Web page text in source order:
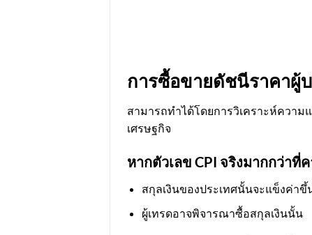
การซื้อขายดัชนีราคาผู้
สามารถทำได้โดยการวิเคราะห์ความ
เศรษฐกิจ
หากตัวเลข CPI จริงมากกว่าที่
สกุลเงินของประเทศนั้นจะแข็งค่าขึ้
ผู้เทรดอาจพิจารณาซื้อสกุลเงินนั้น